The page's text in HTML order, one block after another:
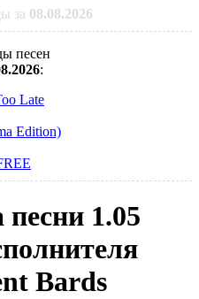
за 08.08.2026
песен
:
Late
Edition)
песни 1.05
Bards